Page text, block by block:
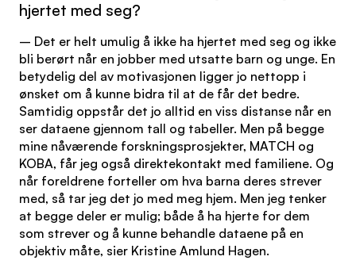
hjertet med seg?
– Det er helt umulig å ikke ha hjertet med seg og ikke
bli berørt når en jobber med utsatte barn og unge. En
betydelig del av motivasjonen ligger jo nettopp i
ønsket om å kunne bidra til at de får det bedre.
Samtidig oppstår det jo alltid en viss distanse når en
ser dataene gjennom tall og tabeller. Men på begge
mine nåværende forskningsprosjekter, MATCH og
KOBA, får jeg også direktekontakt med familiene. Og
når foreldrene forteller om hva barna deres strever
med, så tar jeg det jo med meg hjem. Men jeg tenker
at begge deler er mulig; både å ha hjerte for dem
som strever og å kunne behandle dataene på en
objektiv måte, sier Kristine Amlund Hagen.